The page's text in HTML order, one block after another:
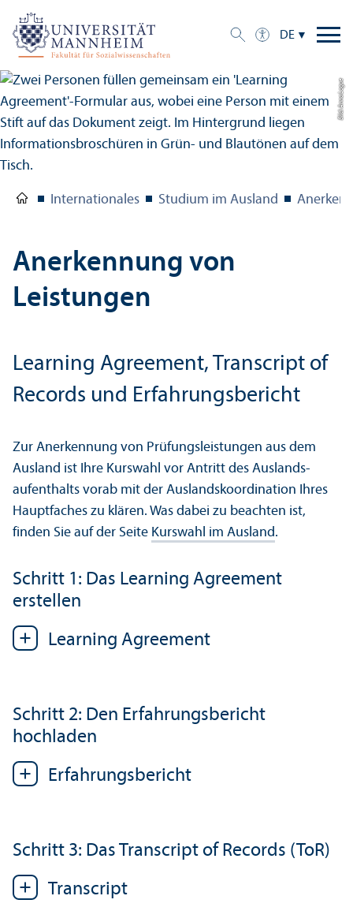
DE
Bild: Anna Logue
Internationales Studium im Ausland
Anerkennung von
Leistungen
Learning Agreement, Trans­cript of
Records und Erfahrungs­bericht
Zur Anerkennung von Prüfungs­leistungen aus dem
Ausland ist Ihre Kurswahl vor Antritt des Auslands­
aufenthalts vorab mit der Auslands­koordination Ihres
Hauptfaches zu klären. Was dabei zu beachten ist,
finden Sie auf der Seite Kurswahl im Ausland.
Schritt 1: Das Learning Agreement
erstellen
Learning Agreement
Schritt 2: Den Erfahrungs­bericht
hochladen
Erfahrungs­bericht
Schritt 3: Das Trans­cript of Records (ToR)
Trans­cript